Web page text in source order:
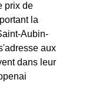
prix de
la
Aubin-
aux
dans leur